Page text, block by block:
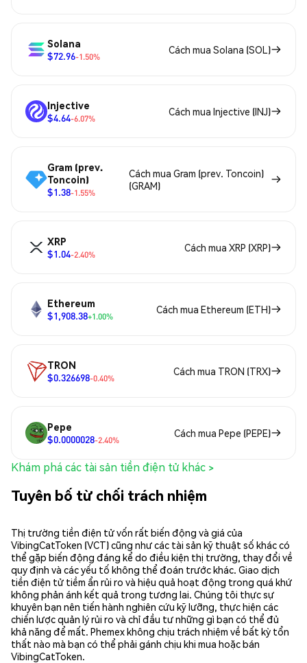
Solana
$72.96-1.50%
Cách mua Solana (SOL)
Injective
$4.64-6.07%
Cách mua Injective (INJ)
Gram (prev.
Toncoin)
$1.38-1.55%
Cách mua Gram (prev. Toncoin)
(GRAM)
XRP
$1.04-2.40%
Cách mua XRP (XRP)
Ethereum
$1,908.38+1.00%
Cách mua Ethereum (ETH)
TRON
$0.326698-0.40%
Cách mua TRON (TRX)
Pepe
$0.0000028-2.40%
Cách mua Pepe (PEPE)
Khám phá các tài sản tiền điện tử khác >
Tuyên bố từ chối trách nhiệm
Thị trường tiền điện tử vốn rất biến động và giá của
VibingCatToken (VCT) cũng như các tài sản kỹ thuật số khác có
thể gặp biến động đáng kể do điều kiện thị trường, thay đổi về
quy định và các yếu tố không thể đoán trước khác. Giao dịch
tiền điện tử tiềm ẩn rủi ro và hiệu quả hoạt động trong quá khứ
không phản ánh kết quả trong tương lai. Chúng tôi thực sự
khuyên bạn nên tiến hành nghiên cứu kỹ lưỡng, thực hiện các
chiến lược quản lý rủi ro và chỉ đầu tư những gì bạn có thể đủ
khả năng để mất. Phemex không chịu trách nhiệm về bất kỳ tổn
thất nào mà bạn có thể phải gánh chịu khi mua hoặc bán
VibingCatToken.